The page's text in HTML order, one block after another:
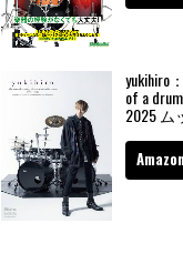
yukihiro
of a
2025 ム